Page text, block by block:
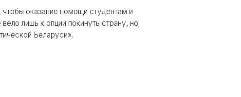
оказание помощи студентам и
лишь к опции покинуть страну, но
Беларуси».